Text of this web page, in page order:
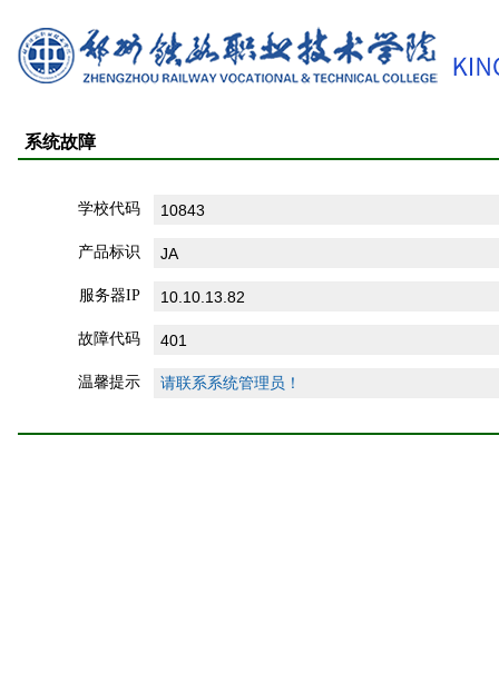
系统故障
学校代码
产品标识
服务器IP
故障代码
温馨提示